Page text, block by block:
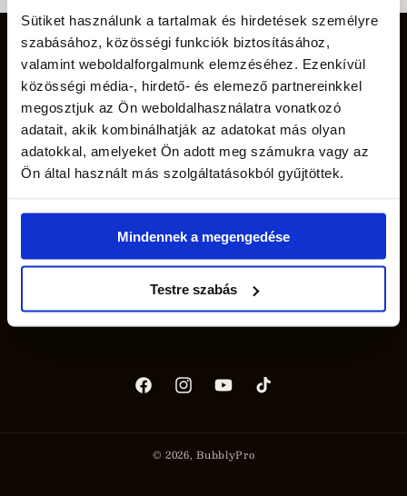
Sütiket használunk a tartalmak és hirdetések személyre
szabásához, közösségi funkciók biztosításához,
valamint weboldalforgalmunk elemzéséhez. Ezenkívül
közösségi média-, hirdető- és elemező partnereinkkel
megosztjuk az Ön weboldalhasználatra vonatkozó
adatait, akik kombinálhatják az adatokat más olyan
adatokkal, amelyeket Ön adott meg számukra vagy az
Ön által használt más szolgáltatásokból gyűjtöttek.
Mindennek a megengedése
Testre szabás
Keresés
Általános Szerződési Feltételek
Adatvédelmi tájékoztató
Vélemények
Szállítás, fizetés
Visszaküldés és Lemondás
FacebookInstagramYouTubeTikTok
© 2026,BubblyPro